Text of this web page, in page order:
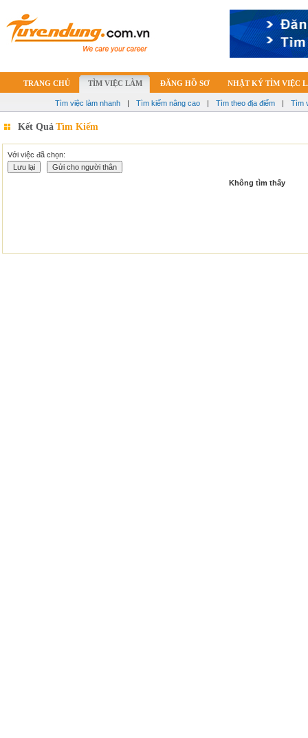
TRANG CHỦ TÌM VIỆC LÀM ĐĂNG HỒ SƠ NHẬT KÝ TÌM VIỆC
Tìm việc làm nhanh | Tìm kiếm nâng cao | Tìm theo địa điểm | Tìm
Kết Quả Tìm Kiếm
Với việc đã chọn:
Không tìm thấy